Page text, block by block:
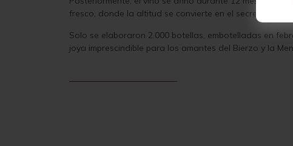
fresco, donde la altitud se convierte en el secreto de su
Solo se elaboraron 2.000 botellas, embotelladas en
joya imprescindible para los amantes del Bierzo y la